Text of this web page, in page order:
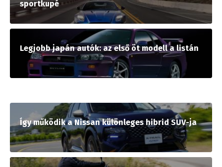
sportkupé
Legjobb japán autók: az első öt modell a listán
Így működik a Nissan különleges hibrid SUV-ja